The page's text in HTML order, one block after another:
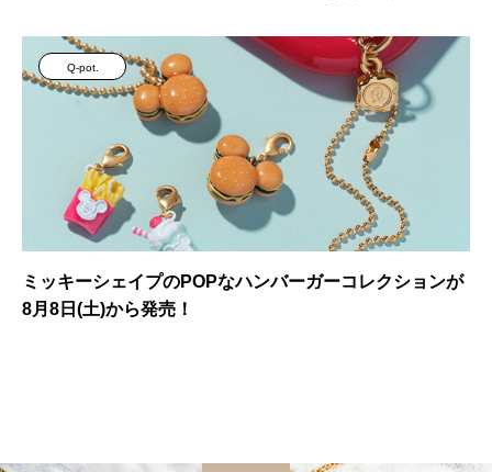
Q-pot.
ミッキーシェイプのPOPなハンバーガーコレクションが
8月8日(土)から発売！